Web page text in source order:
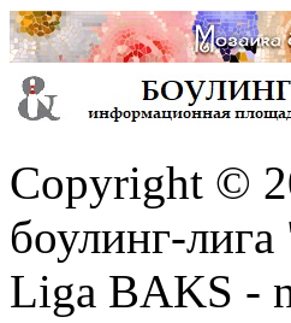
Copyright ©
боулинг-
Liga BAKS -